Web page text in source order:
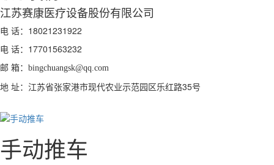
江苏赛康医疗设备股份有限公司
电 话：18021231922
电 话： 17701563232
邮 箱： bingchuangsk@qq.com
地 址：江苏省张家港市现代农业示范园区乐红路35号
手动推车